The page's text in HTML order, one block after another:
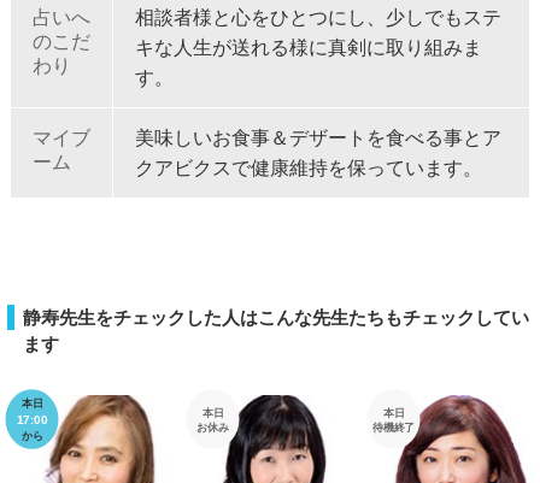
占いへ
のこだ
わり
相談者様と心をひとつにし、少しでもステ
キな人生が送れる様に真剣に取り組みま
す。
マイブ
ーム
美味しいお食事＆デザートを食べる事とア
クアビクスで健康維持を保っています。
静寿先生をチェックした人はこんな先生たちもチェックしてい
ます
本日
17:00
から
本日
お休み
本日
待機終了